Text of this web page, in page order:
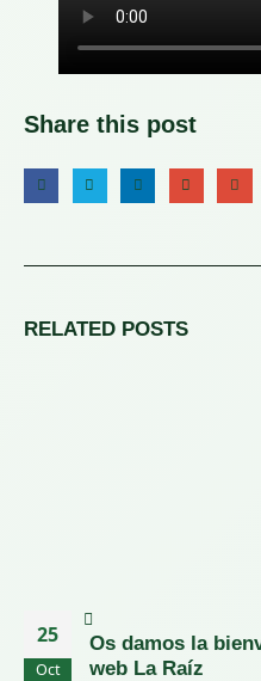
Share this post
RELATED POSTS
25
Oct
Os damos la
web La Raíz